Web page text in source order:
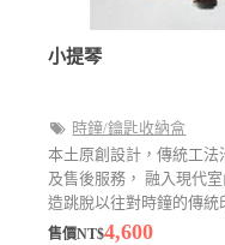
小提琴
時鐘/鑰匙收納盒
本土原創設計，傳統工
及售後服務， 融入現代
造跳脫以往對時鐘的傳統
售價NT$4,600